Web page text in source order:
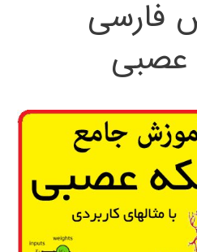
فارسی
عصبی